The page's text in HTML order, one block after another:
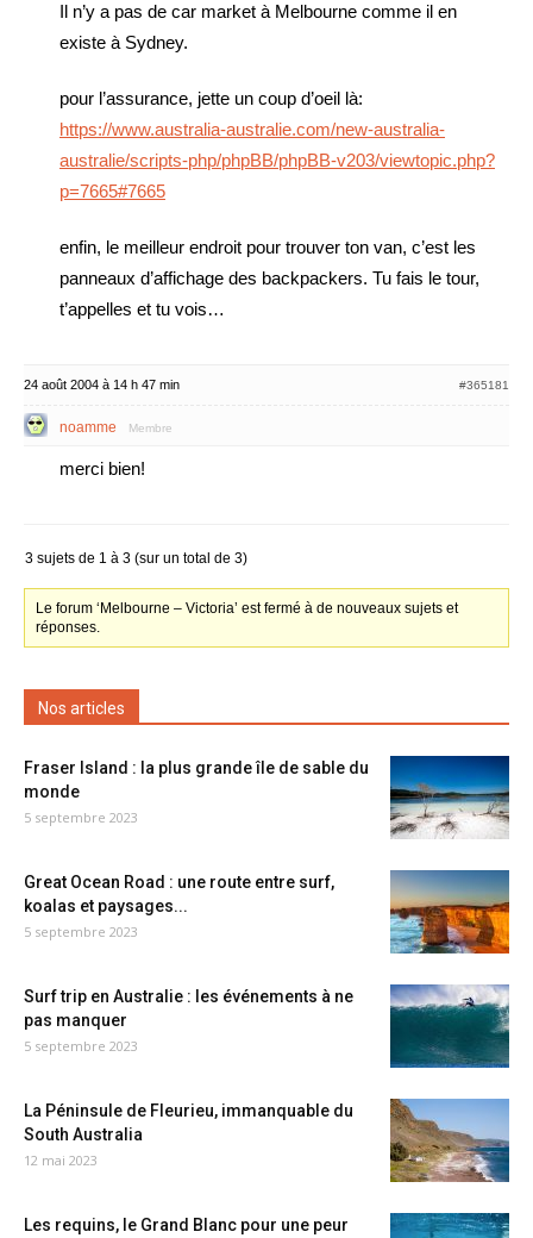
Il n’y a pas de car market à Melbourne comme il en
existe à Sydney.
pour l’assurance, jette un coup d’oeil là:
https://www.australia-australie.com/new-australia-
australie/scripts-php/phpBB/phpBB-v203/viewtopic.php?
p=7665#7665
enfin, le meilleur endroit pour trouver ton van, c’est les
panneaux d’affichage des backpackers. Tu fais le tour,
t’appelles et tu vois…
24 août 2004 à 14 h 47 min #365181
noamme Membre
merci bien!
3 sujets de 1 à 3 (sur un total de 3)
Le forum ‘Melbourne – Victoria’ est fermé à de nouveaux sujets et
réponses.
Nos articles
Fraser Island : la plus grande île de sable du
monde
5 septembre 2023
Great Ocean Road : une route entre surf,
koalas et paysages...
5 septembre 2023
Surf trip en Australie : les événements à ne
pas manquer
5 septembre 2023
La Péninsule de Fleurieu, immanquable du
South Australia
12 mai 2023
Les requins, le Grand Blanc pour une peur